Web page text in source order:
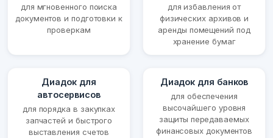
для мгновенного поиска
документов и подготовки к
проверкам
для избавления от
физических архивов и
аренды помещений под
хранение бумаг
Диадок для
автосервисов
для порядка в закупках
запчастей и быстрого
выставления счетов
Диадок для банков
для обеспечения
высочайшего уровня
защиты передаваемых
финансовых документов